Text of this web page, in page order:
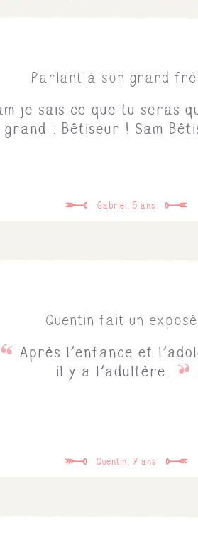
Parlant à son grand
je sais ce que tu seras
grand : Bêtiseur ! Sam
Gabriel, 5 ans
Quentin fait un
Après l'enfance et
il y a l'adultère.
Quentin, 7 ans